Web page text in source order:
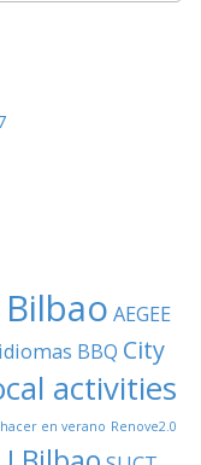
Bilbao AEGEE
BBQ City
activities
en verano Renove2.0